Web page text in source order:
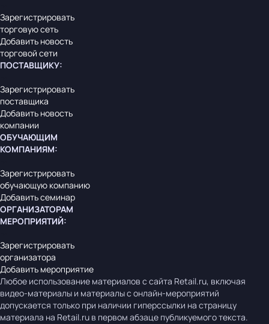
Зарегистрировать
торговую сеть
Добавить новость
торговой сети
ПОСТАВЩИКУ:
Зарегистрировать
поставщика
Добавить новость
компании
ОБУЧАЮЩИМ
КОМПАНИЯМ:
Зарегистрировать
обучающую компанию
Добавить семинар
ОРГАНИЗАТОРАМ
МЕРОПРИЯТИЙ:
Зарегистрировать
организатора
Добавить мероприятие
Любое использование материалов с сайта Retail.ru, включая
видео-материалы и материалы с онлайн-мероприятий
допускается только при наличии гиперссылки на страницу
материала на Retail.ru в первом абзаце публикуемого текста.